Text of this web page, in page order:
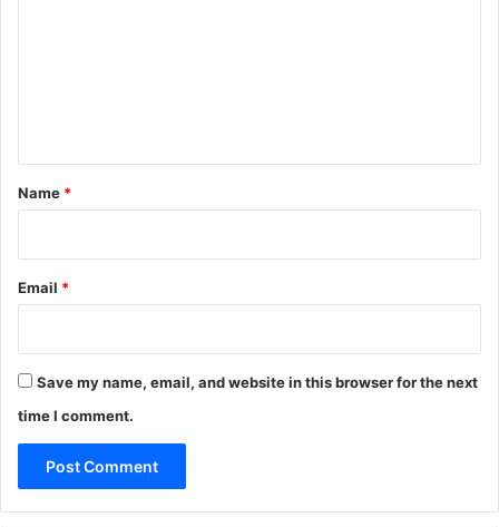
*
Name *
Email *
Save my name, email, and website in this browser for the next
time I comment.